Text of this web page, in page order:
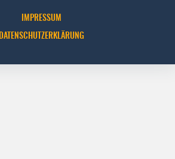
IMPRESSUM
DATENSCHUTZERKLÄRUNG